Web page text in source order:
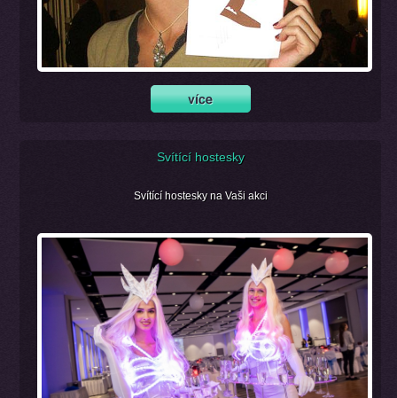
Svítící hostesky
Svítící hostesky na Vaši akci